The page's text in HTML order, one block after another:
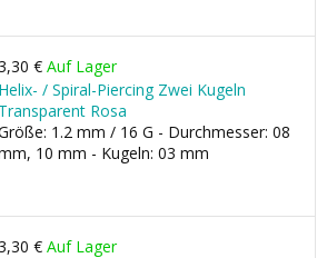
€ Auf Lager
Helix- / Spiral-Piercing Zwei Kugeln
Transparent Rosa
1.2 mm / 16 G - Durchmesser: 08
10 mm - Kugeln: 03 mm
€ Auf Lager